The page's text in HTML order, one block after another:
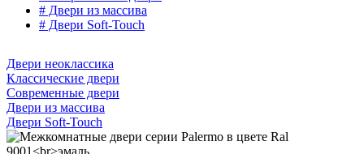
# Двери из массива
# Двери Soft-Touch
Двери неоклассика
Классические двери
Современные двери
Двери из массива
Двери Soft-Touch